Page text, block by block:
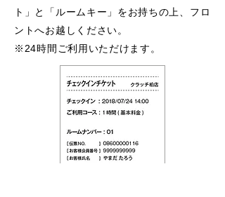
ト」と「ルームキー」をお持ちの上、フロ
ントへお越しください。​
※24時間ご利用いただけます。